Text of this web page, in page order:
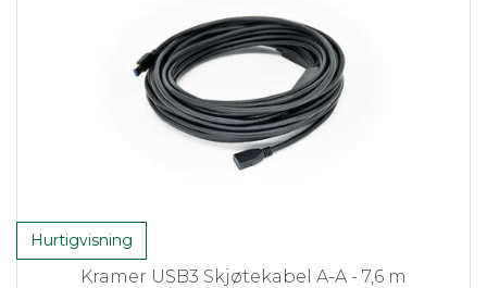
Hurtigvisning
Kramer USB3 Skjøtekabel A-A - 7,6 m